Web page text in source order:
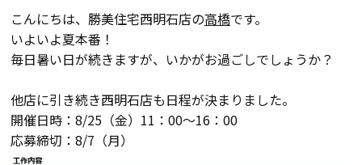
物件検索
会員登録
分譲モデルハウス
こんにちは、勝美住宅西明石店の高橋です。
いよいよ夏本番！
毎日暑い日が続きますが、いかがお過ごしでしょうか？
他店に引き続き西明石店も日程が決まりました。
開催日時：8/25（金）11：00～16：00
応募締切：8/7（月）